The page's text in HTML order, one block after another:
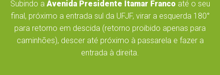
Subindo a Avenida Presidente Itamar Franco até o seu
final, próximo a entrada sul da UFJF, virar a esquerda 180°
para retorno em descida (retorno proibido apenas para
caminhões), descer até próximo à passarela e fazer a
entrada à direita.